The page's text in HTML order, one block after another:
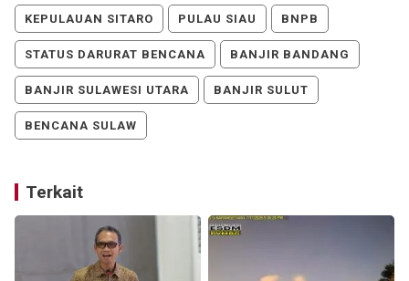
KEPULAUAN SITARO PULAU SIAU BNPB
STATUS DARURAT BENCANA BANJIR BANDANG
BANJIR SULAWESI UTARA BANJIR SULUT
BENCANA SULAW
Terkait